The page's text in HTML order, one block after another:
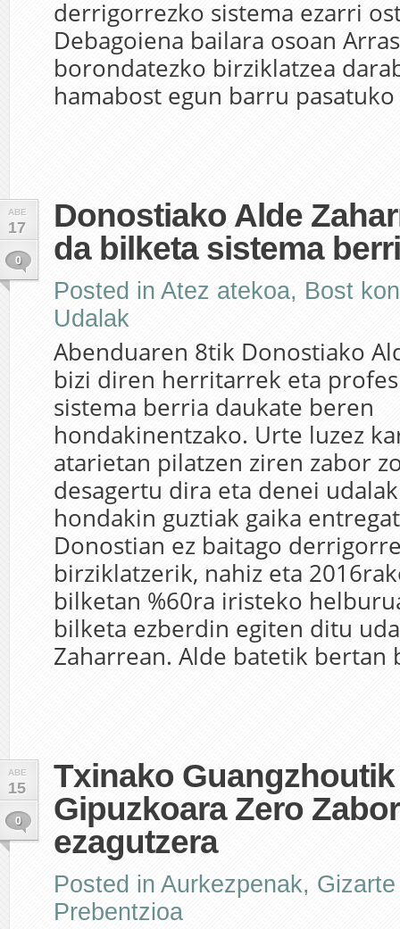
derrigorrezko sistema ezarri
Debagoiena bailara osoan
borondatezko birziklatzea
hamabost egun barru pasatuko
ABE
17
0
Donostiako Alde
da bilketa sistema
Posted in Atez atekoa, Bost
Udalak
Abenduaren 8tik Donostiako
bizi diren herritarrek eta
sistema berria daukate beren
hondakinentzako. Urte luzez
atarietan pilatzen ziren zabor
desagertu dira eta denei
hondakin guztiak gaika
Donostian ez baitago
birziklatzerik, nahiz eta
bilketan %60ra iristeko
bilketa ezberdin egiten ditu
Zaharrean. Alde batetik bertan
ABE
15
0
Txinako Guangzhoutik
Gipuzkoara Zero
ezagutzera
Posted in Aurkezpenak,
Prebentzioa